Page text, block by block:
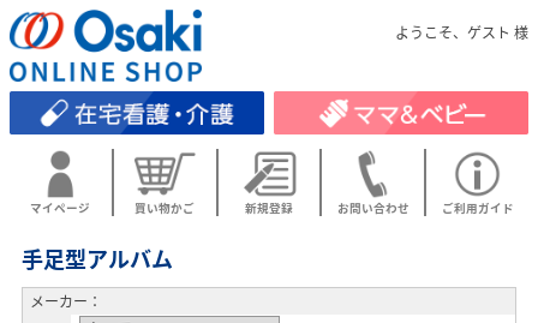
ようこそ、ゲスト 様
マイページ 買い物かご 新規登録 お問い合わせ ご利用ガイド
手足型アルバム
メーカー：